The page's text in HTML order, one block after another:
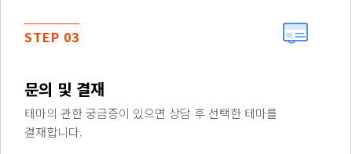
STEP 03
문의 및 결재
테마의 관한 궁금증이 있으면 상담 후 선택한 테마를
결재합니다.